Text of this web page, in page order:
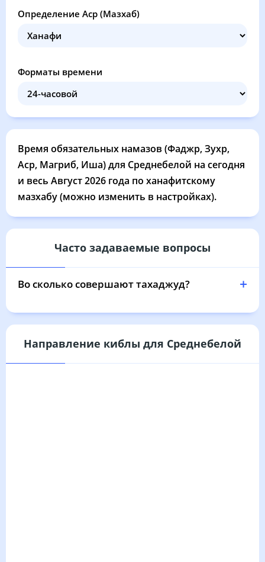
28, Пт 03:46 05:35 12:29
29, Сб 03:49 21:00
31, Пн 03:53 20:55
Определение Аср (Мазхаб)
Форматы времени
Время обязательных намазов (Фаджр, Зухр,
Аср, Магриб, Иша) для Среднебелой на сегодня
и весь Август 2026 года по ханафитскому
мазхабу (можно изменить в настройках).
Часто задаваемые вопросы
Во сколько совершают тахаджуд?
Направление киблы для Среднебелой